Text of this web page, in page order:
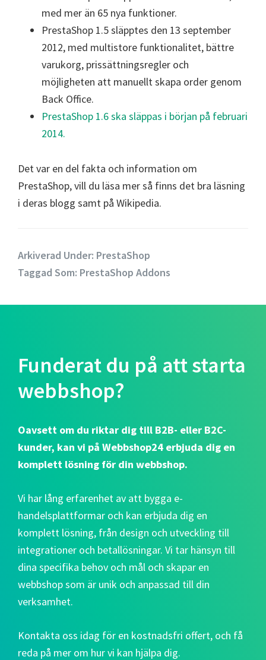
med mer än 65 nya funktioner.
PrestaShop 1.5 släpptes den 13 september
2012, med multistore funktionalitet, bättre
varukorg, prissättningsregler och
möjligheten att manuellt skapa order genom
Back Office.
PrestaShop 1.6 ska släppas i början på februari
2014.
Det var en del fakta och information om
PrestaShop, vill du läsa mer så finns det bra läsning
i deras blogg samt på Wikipedia.
Arkiverad Under: PrestaShop
Taggad Som: PrestaShop Addons
Funderat du på att starta
webbshop?
Oavsett om du riktar dig till B2B- eller B2C-
kunder, kan vi på Webbshop24 erbjuda dig en
komplett lösning för din webbshop.
Vi har lång erfarenhet av att bygga e-
handelsplattformar och kan erbjuda dig en
komplett lösning, från design och utveckling till
integrationer och betallösningar. Vi tar hänsyn till
dina specifika behov och mål och skapar en
webbshop som är unik och anpassad till din
verksamhet.
Kontakta oss idag för en kostnadsfri offert, och få
reda på mer om hur vi kan hjälpa dig.